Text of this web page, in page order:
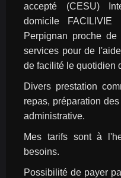
accepté (CESU)
domicile FACILIVIE
Perpignan proche
services pour de
de facilité le quotidien
Divers prestation
repas, préparation
administrative.
Mes tarifs sont à
besoins.
Possibilité de payer